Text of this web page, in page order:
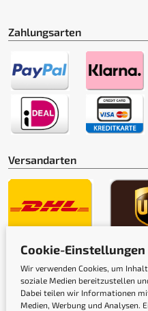
Zahlungsarten
Versandarten
Gütesiegel
Cookie-Einstellungen
Wir verwenden Cookies, um
soziale Medien bereitzustellen
Dabei teilen wir Informationen
Medien, Werbung und Analysen.